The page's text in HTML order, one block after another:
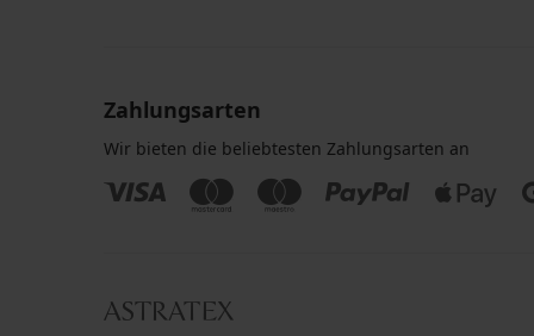
Zahlungsarten
Wir bieten die beliebtesten Zahlungsarten an